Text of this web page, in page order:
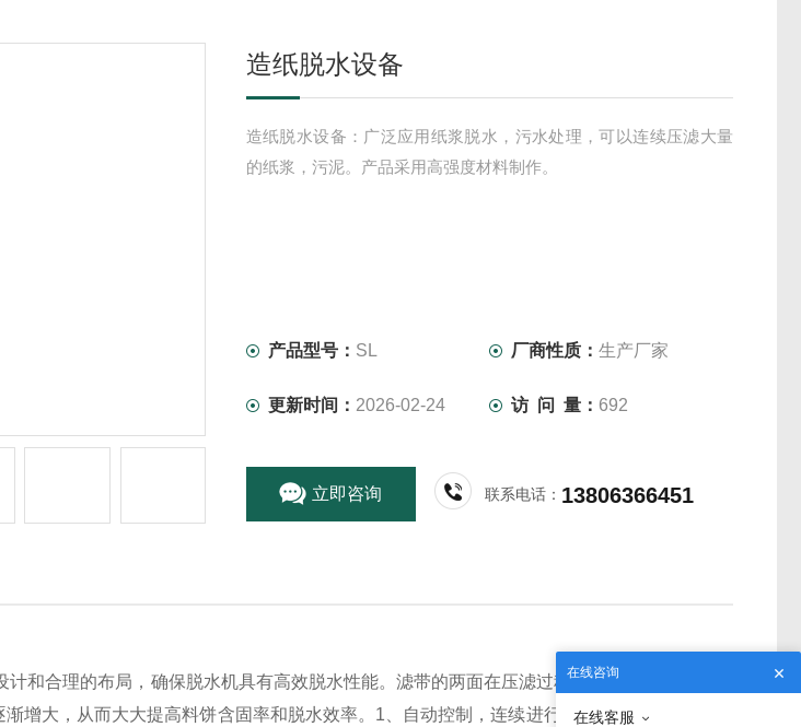
造纸脱水设备
造纸脱水设备：广泛应用纸浆脱水，污水处理，可以连续压滤大量
的纸浆，污泥。产品采用高强度材料制作。
产品型号： SL 厂商性质：生产厂家
更新时间： 2026-02-24 访 问 量： 692
立即咨询 联系电话： 13806366451
计和合理的布局，确保脱水机具有高效脱水性能。滤带的两面在压滤过程中可以迅速脱水，
增大，从而大大提高料饼含固率和脱水效率。 1、自动控制，连续进行；2、能耗低，使用
在线咨询
在线客服